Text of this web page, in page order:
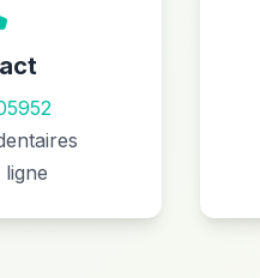
ligne